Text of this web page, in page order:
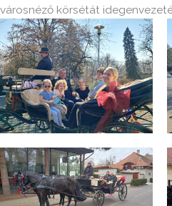
városnéző körsétát